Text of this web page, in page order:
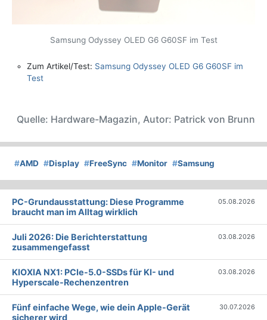
Samsung Odyssey OLED G6 G60SF im Test
Zum Artikel/Test: Samsung Odyssey OLED G6 G60SF im
Test
Quelle: Hardware-Magazin, Autor: Patrick von Brunn
#AMD #Display #FreeSync #Monitor #Samsung
PC-Grundausstattung: Diese Programme
braucht man im Alltag wirklich
05.08.2026
Juli 2026: Die Bericht­erstattung
zusammengefasst
03.08.2026
KIOXIA NX1: PCIe-5.0-SSDs für KI- und
Hyperscale-Rechenzentren
03.08.2026
Fünf einfache Wege, wie dein Apple-Gerät
sicherer wird
30.07.2026